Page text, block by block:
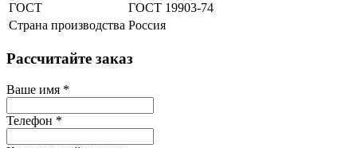
ГОСТ
ГОСТ 19903-74
Страна производства Россия
Рассчитайте заказ
Ваше имя *
Телефон *